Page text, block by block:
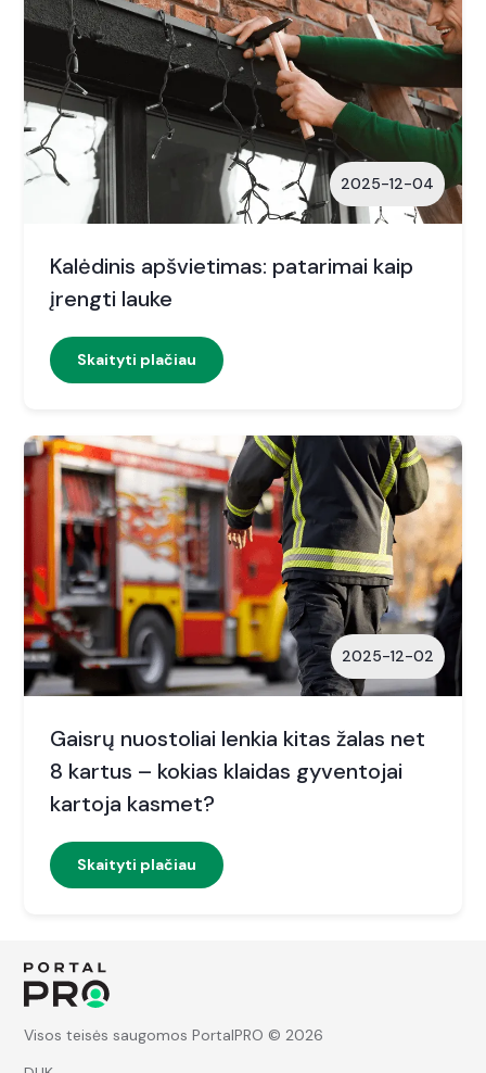
2025-12-04
Kalėdinis apšvietimas: patarimai kaip
įrengti lauke
Skaityti plačiau
2025-12-02
Gaisrų nuostoliai lenkia kitas žalas net
8 kartus – kokias klaidas gyventojai
kartoja kasmet?
Skaityti plačiau
Visos teisės saugomos PortalPRO © 2026